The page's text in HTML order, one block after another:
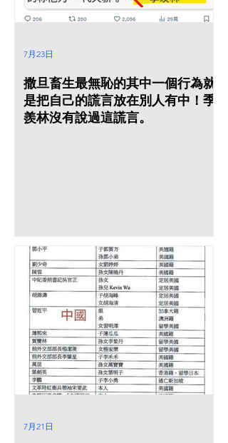
撒旦畜生最無恥的其中一個行為就
是把自己的謊言放在別人有中！季
羨林沒有說過這謊言。
7月23日
7月21日